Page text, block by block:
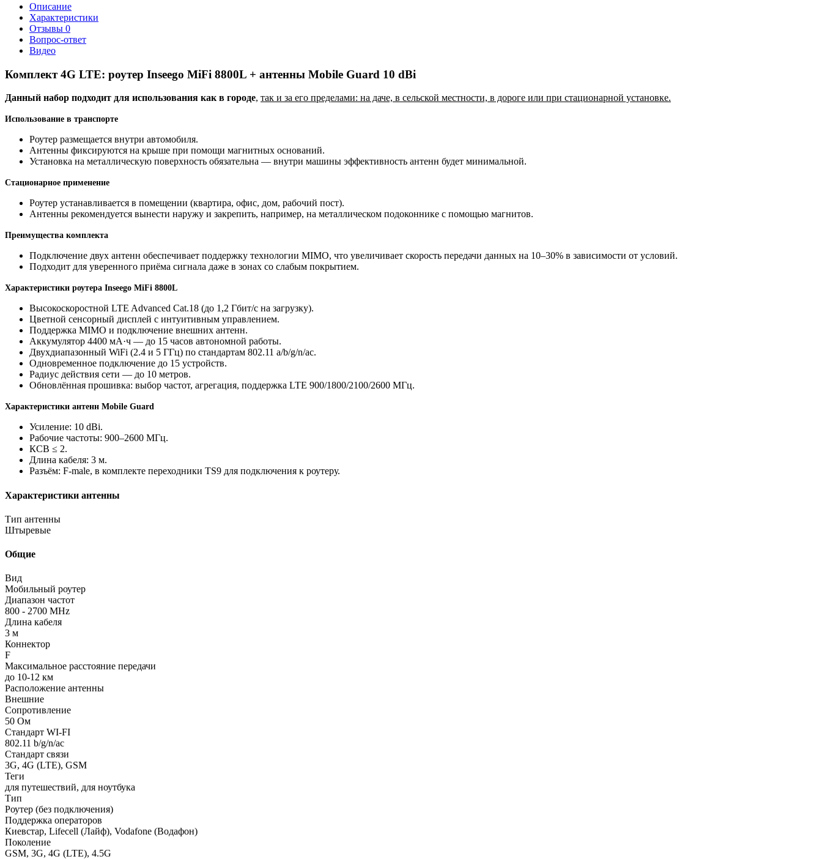
Описание
Характеристики
Отзывы 0
Вопрос-ответ
Видео
Комплект 4G LTE: роутер Inseego MiFi 8800L + антенны Mobile Guard 10 dBi
Данный набор подходит для использования как в городе, так и за его пределами: на даче, в сельской местности, в дороге или при стационарной установке.
Использование в транспорте
Роутер размещается внутри автомобиля.
Антенны фиксируются на крыше при помощи магнитных оснований.
Установка на металлическую поверхность обязательна — внутри машины эффективность антенн будет минимальной.
Стационарное применение
Роутер устанавливается в помещении (квартира, офис, дом, рабочий пост).
Антенны рекомендуется вынести наружу и закрепить, например, на металлическом подоконнике с помощью магнитов.
Преимущества комплекта
Подключение двух антенн обеспечивает поддержку технологии MIMO, что увеличивает скорость передачи данных на 10–30% в зависимости от условий.
Подходит для уверенного приёма сигнала даже в зонах со слабым покрытием.
Характеристики роутера Inseego MiFi 8800L
Высокоскоростной LTE Advanced Cat.18 (до 1,2 Гбит/с на загрузку).
Цветной сенсорный дисплей с интуитивным управлением.
Поддержка MIMO и подключение внешних антенн.
Аккумулятор 4400 мА·ч — до 15 часов автономной работы.
Двухдиапазонный WiFi (2.4 и 5 ГГц) по стандартам 802.11 a/b/g/n/ac.
Одновременное подключение до 15 устройств.
Радиус действия сети — до 10 метров.
Обновлённая прошивка: выбор частот, агрегация, поддержка LTE 900/1800/2100/2600 МГц.
Характеристики антенн Mobile Guard
Усиление: 10 dBi.
Рабочие частоты: 900–2600 МГц.
КСВ ≤ 2.
Длина кабеля: 3 м.
Разъём: F-male, в комплекте переходники TS9 для подключения к роутеру.
Характеристики антенны
Тип антенны
Штыревые
Общие
Вид
Мобильный роутер
Диапазон частот
800 - 2700 MHz
Длина кабеля
3 м
Коннектор
F
Максимальное расстояние передачи
до 10-12 км
Расположение антенны
Внешние
Сопротивление
50 Ом
Стандарт WI-FI
802.11 b/g/n/ac
Стандарт связи
3G, 4G (LTE), GSM
Теги
для путешествий, для ноутбука
Тип
Роутер (без подключения)
Поддержка операторов
Киевстар, Lifecell (Лайф), Vodafone (Водафон)
Поколение
GSM, 3G, 4G (LTE), 4.5G